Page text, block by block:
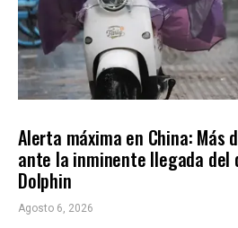
Alerta máxima en China: Más
ante la inminente llegada
Dolphin
Agosto 6, 2026